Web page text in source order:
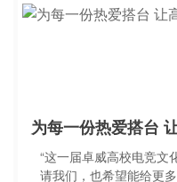
为每一份热爱搭台
“这一届卓威高校电竞文
请我们，也希望能给更